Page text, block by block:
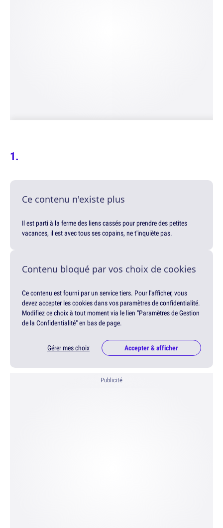
Ce contenu n'existe plus
Il est parti à la ferme des liens cassés pour prendre des petites
vacances, il est avec tous ses copains, ne t'inquiète pas.
Contenu bloqué par vos choix de cookies
Ce contenu est fourni par un service tiers. Pour l'afficher, vous
devez accepter les cookies dans vos paramètres de confidentialité.
Modifiez ce choix à tout moment via le lien "Paramètres de Gestion
de la Confidentialité" en bas de page.
Gérer mes choix Accepter & afficher
Publicité